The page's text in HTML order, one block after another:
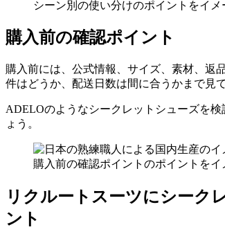
シーン別の使い分けのポイントをイ
購入前の確認ポイント
購入前には、公式情報、サイズ、素材、返
件はどうか、配送日数は間に合うかまで見
ADELOのようなシークレットシューズを
ょう。
購入前の確認ポイントのポイントを
リクルートスーツにシーク
ント